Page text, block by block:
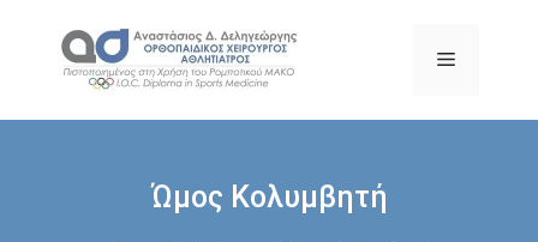
περιεχόμενο
Μενού
Ώμος Κολυμβητή